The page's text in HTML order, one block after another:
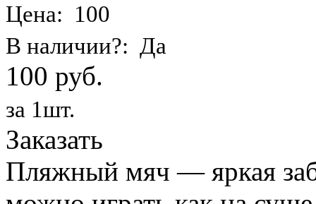
Цена: 100
В наличии?: Да
100 руб.
за 1шт.
Заказать
Пляжный мяч — яркая